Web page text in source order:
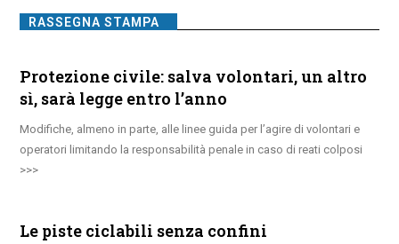
RASSEGNA STAMPA
Protezione civile: salva volontari, un altro
sì, sarà legge entro l’anno
Modifiche, almeno in parte, alle linee guida per l’agire di volontari e
operatori limitando la responsabilità penale in caso di reati colposi
Le piste ciclabili senza confini